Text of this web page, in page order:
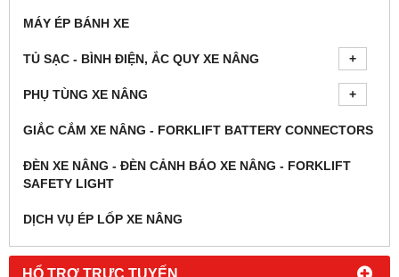
MÁY ÉP BÁNH XE
TỦ SẠC - BÌNH ĐIỆN, ẮC QUY XE NÂNG
PHỤ TÙNG XE NÂNG
GIẮC CẮM XE NÂNG - FORKLIFT BATTERY CONNECTORS
ĐÈN XE NÂNG - ĐÈN CẢNH BÁO XE NÂNG - FORKLIFT
SAFETY LIGHT
DỊCH VỤ ÉP LỐP XE NÂNG
HỔ TRỢ TRỰC TUYẾN